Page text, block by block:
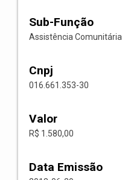
Sub-Função
Assistência Comunitária
Cnpj
016.661.353-30
Valor
R$ 1.580,00
Data Emissão